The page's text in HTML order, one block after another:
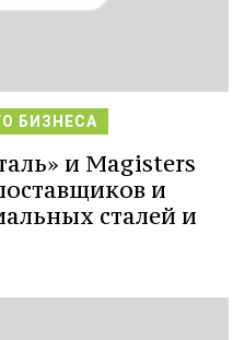
БИЗНЕСА
и Magisters
и
сталей и